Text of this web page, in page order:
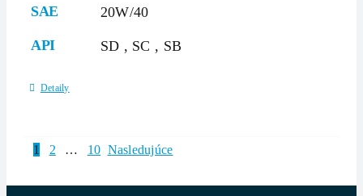
SAE 20W/40
API SD , SC , SB
Detaily
1 2 … 10 Nasledujúce